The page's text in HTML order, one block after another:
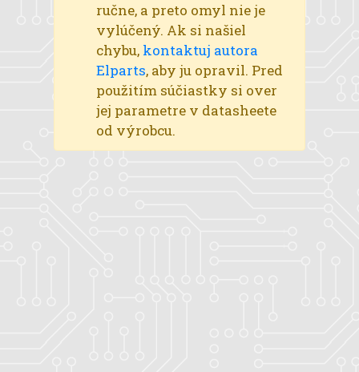
ručne, a preto omyl nie je
vylúčený. Ak si našiel
chybu, kontaktuj autora
Elparts, aby ju opravil. Pred
použitím súčiastky si over
jej parametre v datasheete
od výrobcu.